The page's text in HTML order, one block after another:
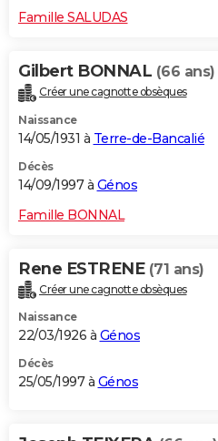
Famille SALUDAS
Gilbert BONNAL (66 ans)
Créer une cagnotte obsèques
Naissance
14/05/1931 à Terre-de-Bancalié
Décès
14/09/1997 à Génos
Famille BONNAL
Rene ESTRENE (71 ans)
Créer une cagnotte obsèques
Naissance
22/03/1926 à Génos
Décès
25/05/1997 à Génos